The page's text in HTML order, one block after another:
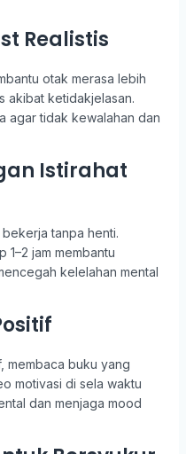
Realistis
otak merasa lebih
akibat ketidakjelasan.
agar tidak kewalahan dan
Istirahat
tanpa henti.
1–2 jam membantu
kelelahan mental
membaca buku yang
motivasi di sela waktu
dan menjaga mood